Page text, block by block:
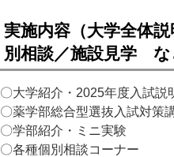
実施内容（大学全体
別相談／施設見学 な
〇大学紹介・2025年度入試説
〇薬学部総合型選抜入試対策
〇学部紹介・ミニ実験
〇各種個別相談コーナー